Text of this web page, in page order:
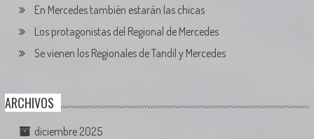
En Mercedes también estarán las chicas
Los protagonistas del Regional de Mercedes
Se vienen los Regionales de Tandil y Mercedes
ARCHIVOS
diciembre 2025